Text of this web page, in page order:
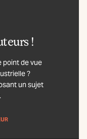
!
point de vue
?
un sujet